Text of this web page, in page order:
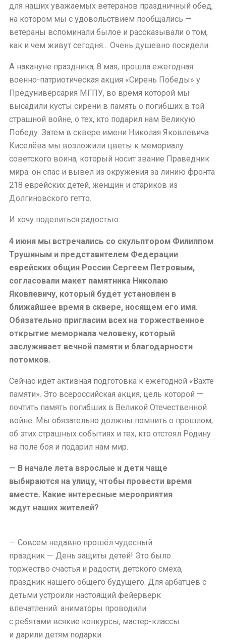
для наших уважаемых ветеранов праздничный обед,
на котором мы с удовольствием пообщались —
ветераны вспоминали былое и рассказывали о том,
как и чем живут сегодня… Очень душевно посидели.
А накануне праздника, 8 мая, прошла ежегодная
военно-патриотическая акция «Сирень Победы» у
Предуниверсария МГПУ, во время которой мы
высадили кусты сирени в память о погибших в той
страшной войне, о тех, кто подарил нам Великую
Победу. Затем в сквере имени Николая Яковлевича
Киселёва мы возложили цветы к мемориалу
советского воина, который носит звание Праведник
мира: он спас и вывел из окружения за линию фронта
218 еврейских детей, женщин и стариков из
Долгиновского гетто.
И хочу поделиться радостью:
4 июня мы встречались со скульптором Филиппом
Трушиным и представителем Федерации
еврейских общин России Сергеем Петровым,
согласовали макет памятника Николаю
Яковлевичу, который будет установлен в
ближайшее время в сквере, носящем его имя.
Обязательно пригласим всех на торжественное
открытие мемориала человеку, который
заслуживает вечной памяти и благодарности
потомков.
Сейчас идёт активная подготовка к ежегодной «Вахте
памяти». Это всероссийская акция, цель которой —
почтить память погибших в Великой Отечественной
войне. Мы обязательно должны помнить о прошлом,
об этих страшных событиях и тех, кто отстоял Родину
на поле боя и подарил нам мир.
— В начале лета взрослые и дети чаще
выбираются на улицу, чтобы провести время
вместе. Какие интересные мероприятия
ждут наших жителей?
— Совсем недавно прошёл чудесный
праздник — День защиты детей! Это было
торжество счастья и радости, детского смеха,
праздник нашего общего будущего. Для арбатцев с
детьми устроили настоящий фейерверк
впечатлений: аниматоры проводили
с ребятами всякие конкурсы, мастер-классы
и дарили детям подарки.